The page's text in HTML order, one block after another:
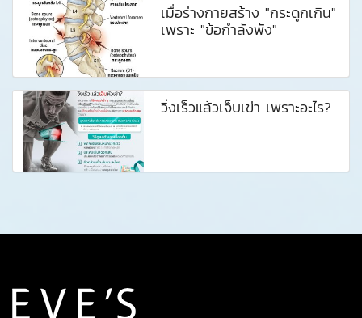
เมื่อร่างกายสร้าง "กระดูกเกิน"
เพราะ "ข้อกำลังพัง"
วิ่งเร็วแล้วเจ็บเข่า เพราะอะไร?